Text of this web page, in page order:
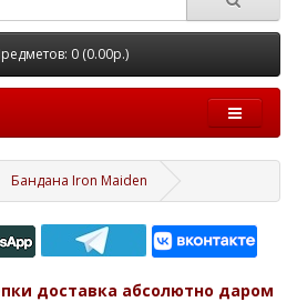
0 (0.00р.)
Бандана Iron Maiden
доставка абсолютно даром